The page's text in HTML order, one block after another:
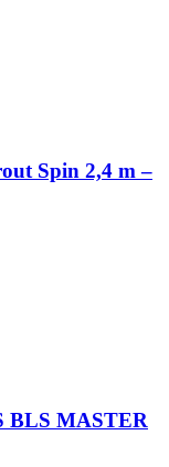
Spin 2,4 m –
BLS MASTER